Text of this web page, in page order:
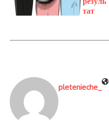
тат
pletenieche_